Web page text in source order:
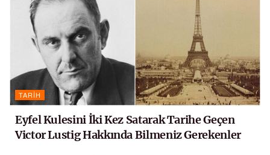
TARIH
Eyfel Kulesini İki Kez Satarak Tarihe Geçen
Victor Lustig Hakkında Bilmeniz Gerekenler